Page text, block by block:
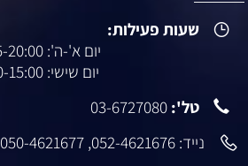
שעות פעילות:
יום א'-ה': 09:45-20:00
יום שישי: 08:30-15:00
טל': 03-6727080
נייד: 052-4621676
,
050-4621677